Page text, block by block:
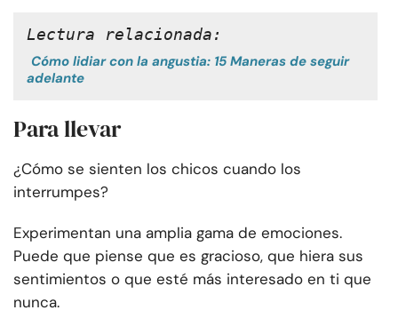
Lectura relacionada:
Cómo lidiar con la angustia: 15 Maneras de seguir
adelante
Para llevar
¿Cómo se sienten los chicos cuando los
interrumpes?
Experimentan una amplia gama de emociones.
Puede que piense que es gracioso, que hiera sus
sentimientos o que esté más interesado en ti que
nunca.